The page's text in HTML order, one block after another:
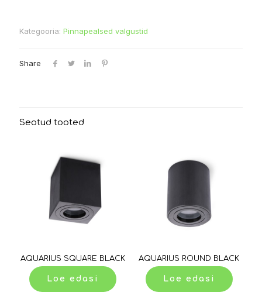
Kategooria: Pinnapealsed valgustid
Share
Seotud tooted
AQUARIUS SQUARE BLACK
Loe edasi
AQUARIUS ROUND BLACK
Loe edasi